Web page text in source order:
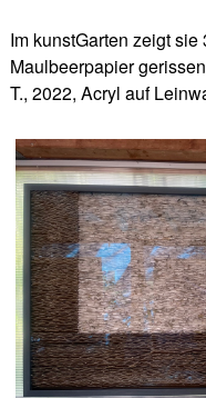
Im kunstGarten zeigt sie
Maulbeerpapier
T., 2022, Acryl auf